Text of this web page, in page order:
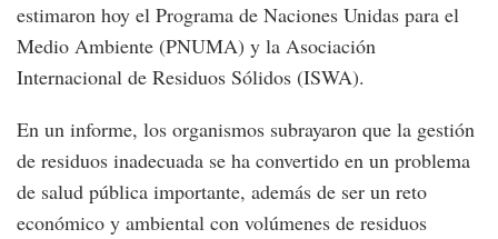
estimaron hoy el Programa de Naciones Unidas para el
Medio Ambiente (PNUMA) y la Asociación
Internacional de Residuos Sólidos (ISWA).
En un informe, los organismos subrayaron que la gestión
de residuos inadecuada se ha convertido en un problema
de salud pública importante, además de ser un reto
económico y ambiental con volúmenes de residuos